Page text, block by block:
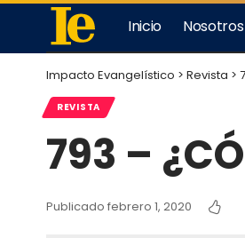
Inicio Nosotros
Impacto Evangelístico > Revista >
REVISTA
793 –
Publicado febrero 1, 2020